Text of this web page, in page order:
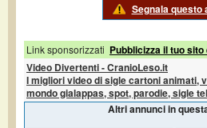
Segnala questo
Link sponsorizzati Pubblicizza il tuo sito
Video Divertenti - CranioLeso.it
I migliori video di sigle cartoni animati,
mondo gialappas, spot, parodie, sigle
Altri annunci in